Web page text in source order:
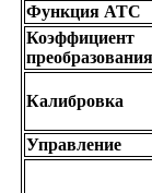
Функция ATC
Коэффициент
преобразования
Калибровка
Управление